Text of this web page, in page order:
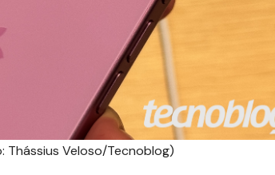
Thássius Veloso/Tecnoblog)